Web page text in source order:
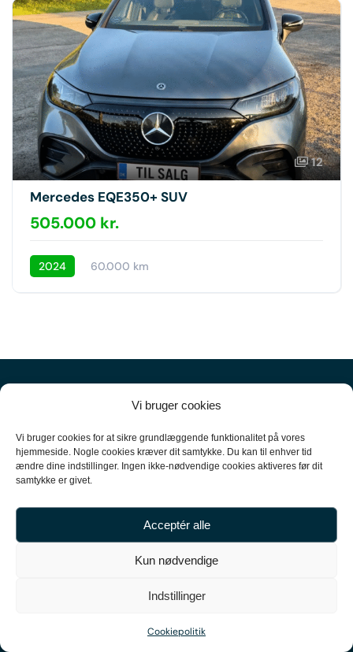
Vi bruger cookies
Vi bruger cookies for at sikre grundlæggende funktionalitet på vores
hjemmeside. Nogle cookies kræver dit samtykke. Du kan til enhver tid
ændre dine indstillinger. Ingen ikke-nødvendige cookies aktiveres før dit
samtykke er givet.
Acceptér alle
Kun nødvendige
Indstillinger
Cookiepolitik
12
Mercedes EQE350+ SUV
505.000 kr.
2024 60.000 km
+45 61 10 52 10
hello@carpal.dk
Tonsbakken 16